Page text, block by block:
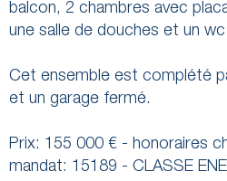
balcon, 2 chambres avec
une salle de douches et un
Cet ensemble est complété
et un garage fermé.
Prix: 155 000 € - honoraires
mandat: 15189 - CLASSE